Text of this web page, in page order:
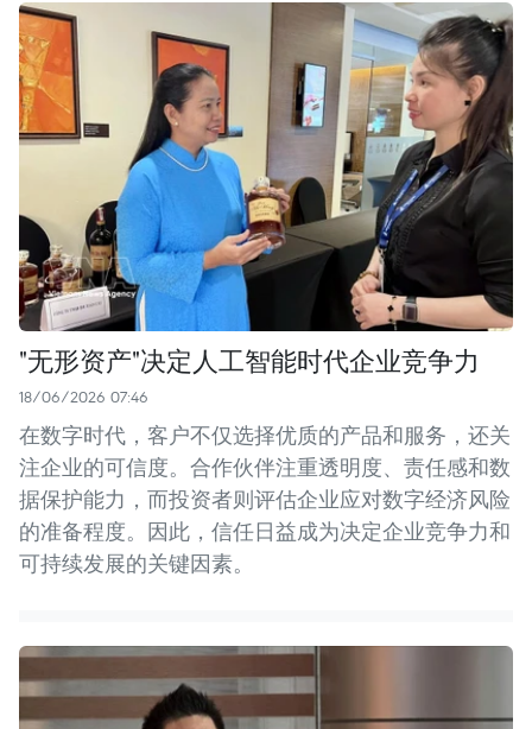
"无形资产"决定人工智能时代企业竞争力
18/06/2026 07:46
在数字时代，客户不仅选择优质的产品和服务，还关
注企业的可信度。合作伙伴注重透明度、责任感和数
据保护能力，而投资者则评估企业应对数字经济风险
的准备程度。因此，信任日益成为决定企业竞争力和
可持续发展的关键因素。